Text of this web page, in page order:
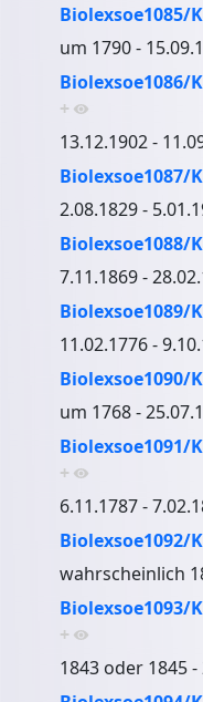
um 1790 -
Biolexsoe1086/
+
13.12.1902 -
Biolexsoe1087/
2.08.1829 -
Biolexsoe1088/
7.11.1869 -
11.02.1776 -
Biolexsoe1090/
um 1768 -
Biolexsoe1091/
+
6.11.1787 -
Biolexsoe1092/
wahrscheinlich
Biolexsoe1093/
+
1843 oder 1845 -